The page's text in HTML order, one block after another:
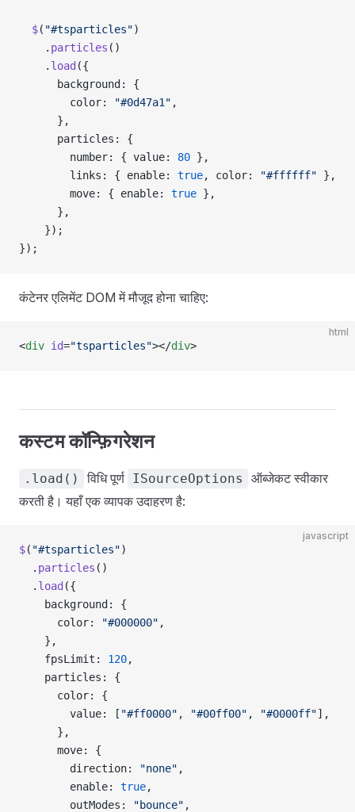
  $
( "#tsparticles")
    .
particles ()
    .
load ({
      background: {
        color:
"#0d47a1" ,
      },
      particles: {
        number: { value:
80 },
        links: { enable:
true, color: "#ffffff" },
        move: { enable:
true },
      },
    });
});
कंटेनर एलिमेंट DOM में मौजूद होना चाहिए:
html
<div id="tsparticles"></div>
कस्टम कॉन्फ़िगरेशन
.load() विधि पूर्ण ISourceOptions
ऑब्जेकट स्वीकार
करती है। यहाँ एक व्यापक उदाहरण है:
javascript
$( "#tsparticles")
  .
particles ()
  .
load ({
    background: {
      color:
"#000000" ,
    },
    fpsLimit:
120,
    particles: {
      color: {
        value: [
"#ff0000" , "#00ff00" , "#0000ff"],
      },
      move: {
        direction:
"none" ,
        enable:
true,
        outModes:
"bounce" ,